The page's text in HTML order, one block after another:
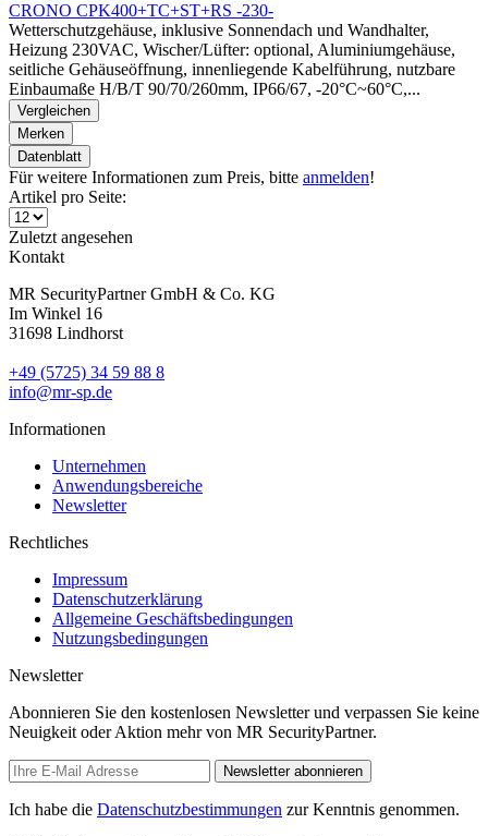
CRONO CPK400+TC+ST+RS -230-
Wetterschutzgehäuse, inklusive Sonnendach und Wandhalter,
Heizung 230VAC, Wischer/Lüfter: optional, Aluminiumgehäuse,
seitliche Gehäuseöffnung, innenliegende Kabelführung, nutzbare
Einbaumaße H/B/T 90/70/260mm, IP66/67, -20°C~60°C,...
Vergleichen
Merken
Datenblatt
Für weitere Informationen zum Preis, bitte anmelden!
Artikel pro Seite:
Zuletzt angesehen
Kontakt
MR SecurityPartner GmbH & Co. KG
Im Winkel 16
31698 Lindhorst
+49 (5725) 34 59 88 8
info@mr-sp.de
Informationen
Unternehmen
Anwendungsbereiche
Newsletter
Rechtliches
Impressum
Datenschutzerklärung
Allgemeine Geschäftsbedingungen
Nutzungsbedingungen
Newsletter
Abonnieren Sie den kostenlosen Newsletter und verpassen Sie keine
Neuigkeit oder Aktion mehr von MR SecurityPartner.
Newsletter abonnieren
Ich habe die Datenschutzbestimmungen zur Kenntnis genommen.